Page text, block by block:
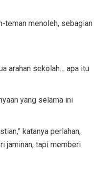
teman menoleh, sebagian
arahan sekolah… apa itu
yang selama ini
katanya perlahan,
jaminan, tapi memberi